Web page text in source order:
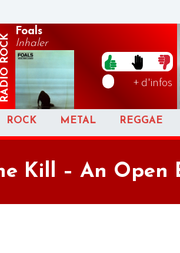
RADIO
ROCK
Foals
Inhaler
+ d'infos
ROCK METAL REGGAE
Kill – An Open